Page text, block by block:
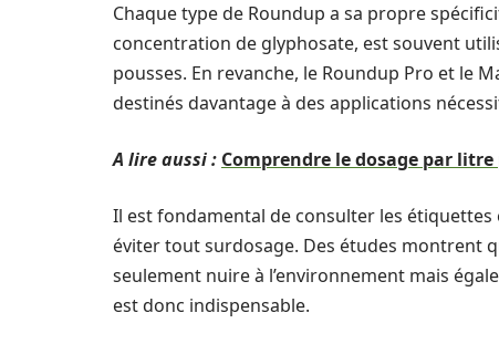
Chaque type de Roundup a sa propre
concentration de glyphosate, est souvent
pousses. En revanche, le Roundup Pro et le
destinés davantage à des applications
A lire aussi : Comprendre le dosage par
Il est fondamental de consulter les
éviter tout surdosage. Des études montrent
seulement nuire à l’environnement mais
est donc indispensable.